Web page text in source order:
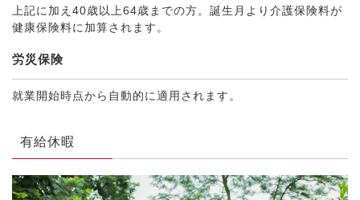
上記に加え40歳以上64歳までの方。誕生月より介護保険料が
健康保険料に加算されます。
労災保険
就業開始時点から自動的に適用されます。
有給休暇